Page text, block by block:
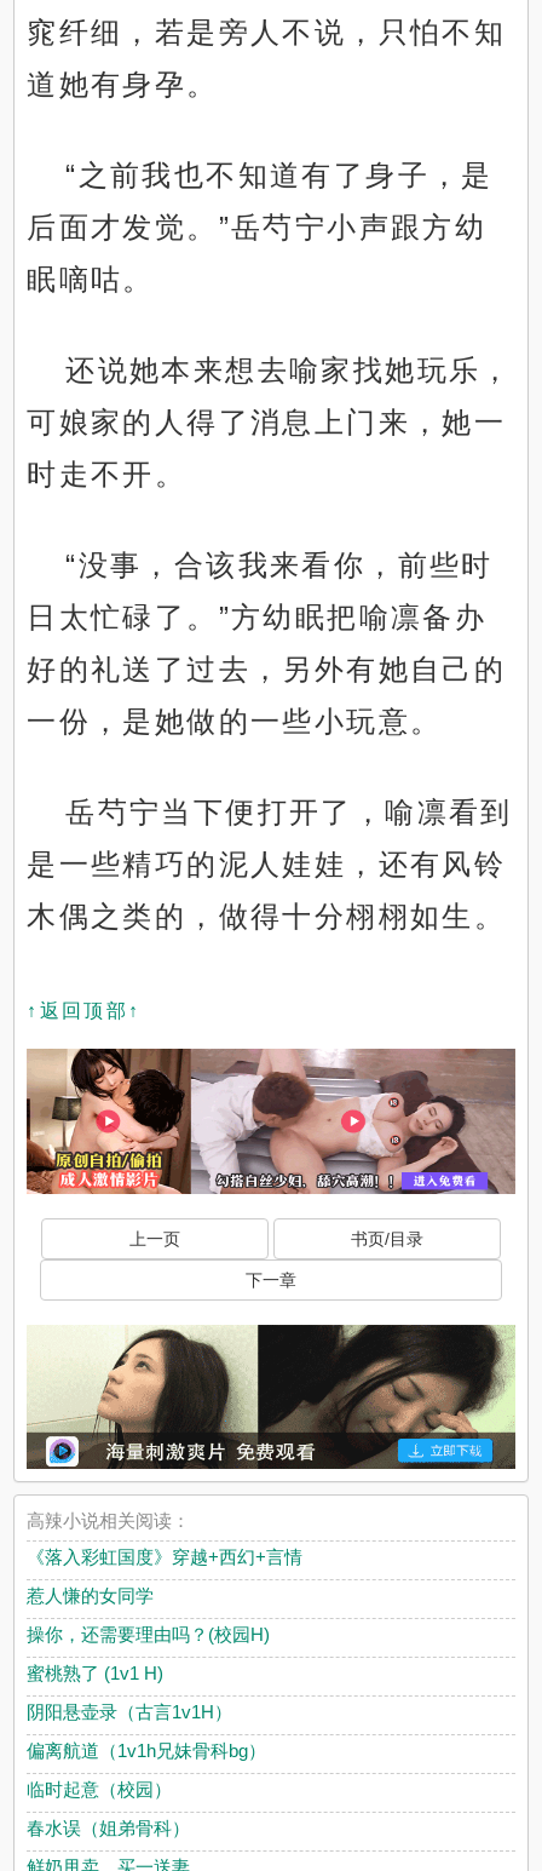
窕纤细，若是旁人不说，只怕不知
道她有身孕。
“之前我也不知道有了身子，是
后面才发觉。”岳芍宁小声跟方幼
眠嘀咕。
还说她本来想去喻家找她玩乐，
可娘家的人得了消息上门来，她一
时走不开。
“没事，合该我来看你，前些时
日太忙碌了。”方幼眠把喻凛备办
好的礼送了过去，另外有她自己的
一份，是她做的一些小玩意。
岳芍宁当下便打开了，喻凛看到
是一些精巧的泥人娃娃，还有风铃
木偶之类的，做得十分栩栩如生。
↑返回顶部↑
上一页 书页/目录
下一章
高辣小说相关阅读：
《落入彩虹国度》穿越+西幻+言情
惹人慊的女同学
操你，还需要理由吗？(校园H)
蜜桃熟了 (1v1 H)
阴阳悬壶录（古言1v1H）
偏离航道（1v1h兄妹骨科bg）
临时起意（校园）
春水误（姐弟骨科）
鲜奶甩卖，买一送妻